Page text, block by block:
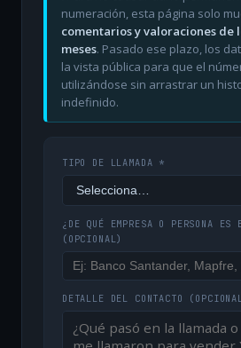
numeración, esta página solo
comentarios y valoraciones de
meses. Pasado ese plazo, los
la vista pública para que el
utilizándose sin arrastrar un
indefinido.
TIPO DE LLAMADA *
¿DE QUÉ EMPRESA O PERSONA ES
(OPCIONAL)
DETALLE DEL CONTACTO